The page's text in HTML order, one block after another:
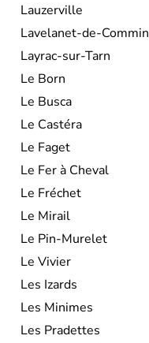
Lauzerville
Lavelanet-de-
Layrac-sur-Tarn
Le Born
Le Busca
Le Castéra
Le Faget
Le Fer à Cheval
Le Fréchet
Le Mirail
Le Pin-Murelet
Le Vivier
Les Izards
Les Minimes
Les Pradettes